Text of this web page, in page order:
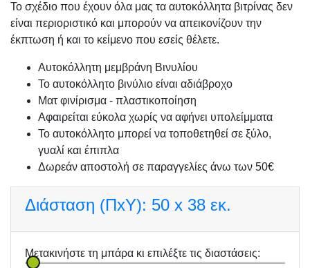
Το σχέδιο που έχουν όλα μας τα αυτοκόλλητα βιτρίνας δεν
είναι περιοριστικό και μπορούν να απεικονίζουν την
έκπτωση ή και το κείμενο που εσείς θέλετε.
Αυτοκόλλητη μεμβράνη Βινυλίου
Το αυτοκόλλητο βινύλιο είναι αδιάβροχο
Ματ φινίρισμα - πλαστικοποίηση
Αφαιρείται εύκολα χωρίς να αφήνει υπολείμματα
Το αυτοκόλλητο μπορεί να τοποθετηθεί σε ξύλο,
γυαλί και έπιπλα
Δωρεάν αποστολή σε παραγγελίες άνω των 50€
Διάσταση (ΠxΥ): 50 x 38 εκ.
Μετακινήστε τη μπάρα κι επιλέξτε τις διαστάσεις: